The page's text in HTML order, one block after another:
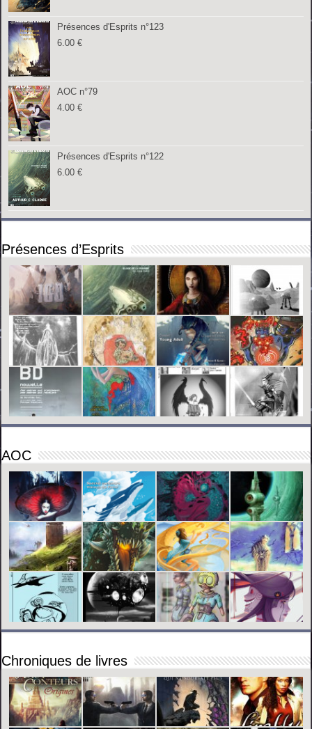
Présences d'Esprits n°123
6.00€
AOC n°79
4.00€
Présences d'Esprits n°122
6.00€
Présences d’Esprits
AOC
Chroniques de livres